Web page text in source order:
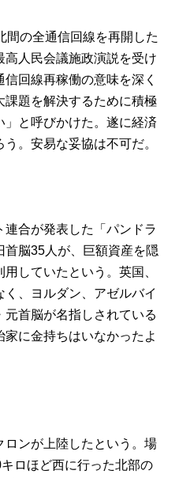
間の全通信回線を再開した
高人民会議施政演説を受け
回線再稼働の意味を深く
題を解決するために積極
と呼びかけた。遂に経済
。安易な妥協は不可だ。
合が発表した「パンドラ
脳35人が、巨額資産を隠
していたという。英国、
、ヨルダン、アゼルバイ
首脳が名指しされている
に金持ちはいなかったよ
ロンが上陸したという。場
ロほど西に行った北部の